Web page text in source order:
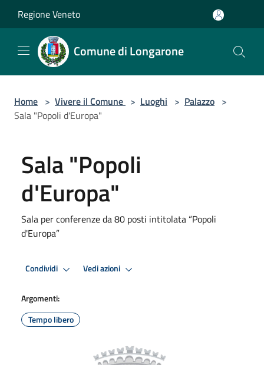
Regione Veneto
Comune di Longarone
Home > Vivere il Comune > Luoghi > Palazzo >
Sala "Popoli d'Europa"
Sala "Popoli
d'Europa"
Sala per conferenze da 80 posti intitolata “Popoli
d'Europa”
Condividi Vedi azioni
Argomenti:
Tempo libero